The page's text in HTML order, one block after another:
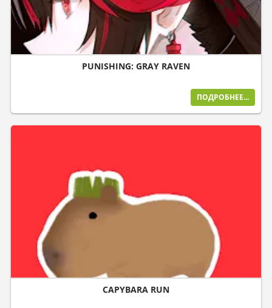
PUNISHING: GRAY RAVEN
ПОДРОБНЕЕ...
CAPYBARA RUN